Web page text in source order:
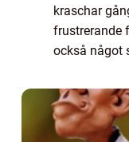
kraschar
frustrerande
också något
kommer vi
Android-appar